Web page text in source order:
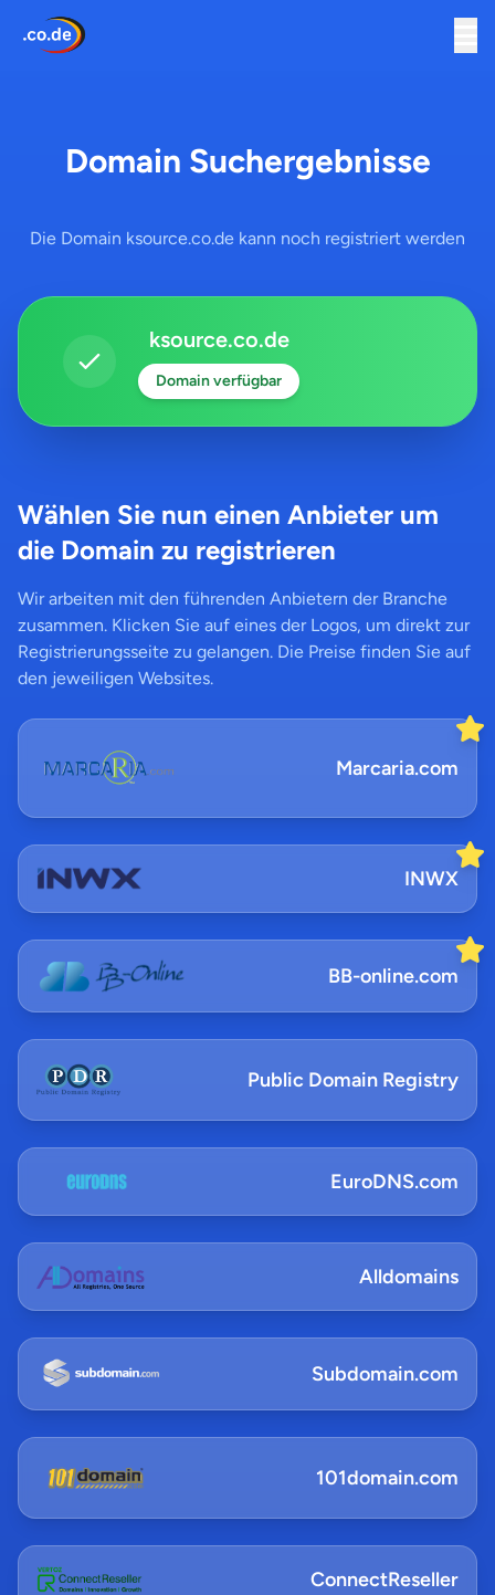
Domain Suchergebnisse
Die Domain ksource.co.de kann noch registriert werden
ksource.co.de
Domain verfügbar
Wählen Sie nun einen Anbieter um
die Domain zu registrieren
Wir arbeiten mit den führenden Anbietern der Branche
zusammen. Klicken Sie auf eines der Logos, um direkt zur
Registrierungsseite zu gelangen. Die Preise finden Sie auf
den jeweiligen Websites.
Marcaria.com
INWX
BB-online.com
Public Domain Registry
EuroDNS.com
Alldomains
Subdomain.com
101domain.com
ConnectReseller